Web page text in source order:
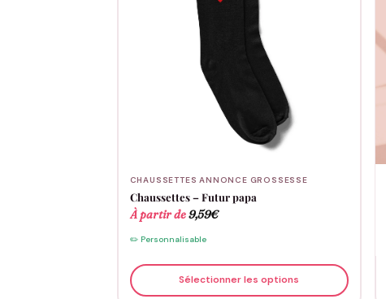
CHAUSSETTES ANNONCE GROSSESSE
Chaussettes – Futur papa
À partir de9,59€
✏️ Personnalisable
Sélectionner les options